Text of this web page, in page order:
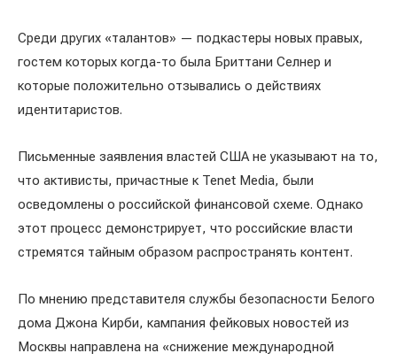
Среди других «талантов» — подкастеры новых правых,
гостем которых когда-то была Бриттани Селнер и
которые положительно отзывались о действиях
идентитаристов.
Письменные заявления властей США не указывают на то,
что активисты, причастные к Tenet Media, были
осведомлены о российской финансовой схеме. Однако
этот процесс демонстрирует, что российские власти
стремятся тайным образом распространять контент.
По мнению представителя службы безопасности Белого
дома Джона Кирби, кампания фейковых новостей из
Москвы направлена ​​на «снижение международной